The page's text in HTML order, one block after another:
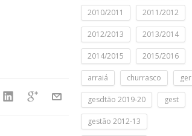
2010/2011 2011/2012
2012/2013 2013/2014
2014/2015 2015/2016
arraiá churrasco ger
gesdtão 2019-20 gest
gestão 2012-13